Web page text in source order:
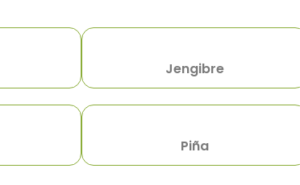
Jengibre
Piña